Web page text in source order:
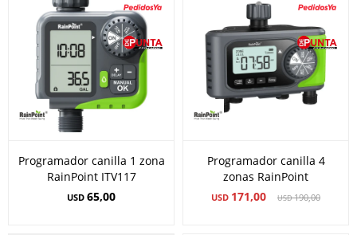
Programador canilla 1 zona
RainPoint ITV117
USD 65,00
Programador canilla 4
zonas RainPoint
USD 171,00 USD190,00